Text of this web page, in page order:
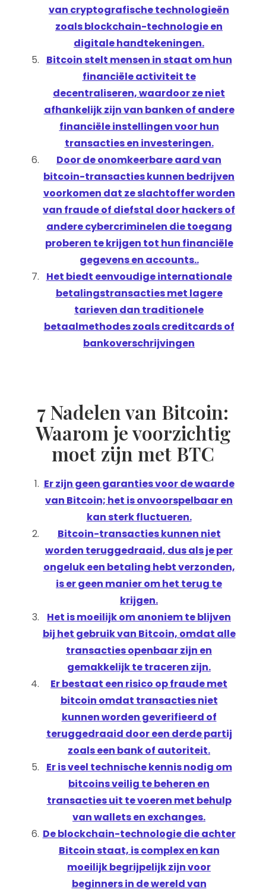
van cryptografische technologieën
zoals blockchain-technologie en
digitale handtekeningen.
Bitcoin stelt mensen in staat om hun
financiële activiteit te
decentraliseren, waardoor ze niet
afhankelijk zijn van banken of andere
financiële instellingen voor hun
transacties en investeringen.
Door de onomkeerbare aard van
bitcoin-transacties kunnen bedrijven
voorkomen dat ze slachtoffer worden
van fraude of diefstal door hackers of
andere cybercriminelen die toegang
proberen te krijgen tot hun financiële
gegevens en accounts..
Het biedt eenvoudige internationale
betalingstransacties met lagere
tarieven dan traditionele
betaalmethodes zoals creditcards of
bankoverschrijvingen
7 Nadelen van Bitcoin:
Waarom je voorzichtig
moet zijn met BTC
Er zijn geen garanties voor de waarde
van Bitcoin; het is onvoorspelbaar en
kan sterk fluctueren.
Bitcoin-transacties kunnen niet
worden teruggedraaid, dus als je per
ongeluk een betaling hebt verzonden,
is er geen manier om het terug te
krijgen.
Het is moeilijk om anoniem te blijven
bij het gebruik van Bitcoin, omdat alle
transacties openbaar zijn en
gemakkelijk te traceren zijn.
Er bestaat een risico op fraude met
bitcoin omdat transacties niet
kunnen worden geverifieerd of
teruggedraaid door een derde partij
zoals een bank of autoriteit.
Er is veel technische kennis nodig om
bitcoins veilig te beheren en
transacties uit te voeren met behulp
van wallets en exchanges.
De blockchain-technologie die achter
Bitcoin staat, is complex en kan
moeilijk begrijpelijk zijn voor
beginners in de wereld van